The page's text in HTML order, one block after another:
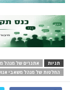
תגיות אתגרים של מנהל
החלטות של מנהל משאבי